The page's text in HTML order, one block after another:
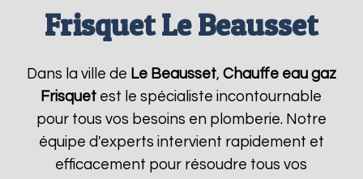
Frisquet Le Beausset
Dans la ville de Le Beausset, Chauffe eau gaz
Frisquet est le spécialiste incontournable
pour tous vos besoins en plomberie. Notre
équipe d'experts intervient rapidement et
efficacement pour résoudre tous vos